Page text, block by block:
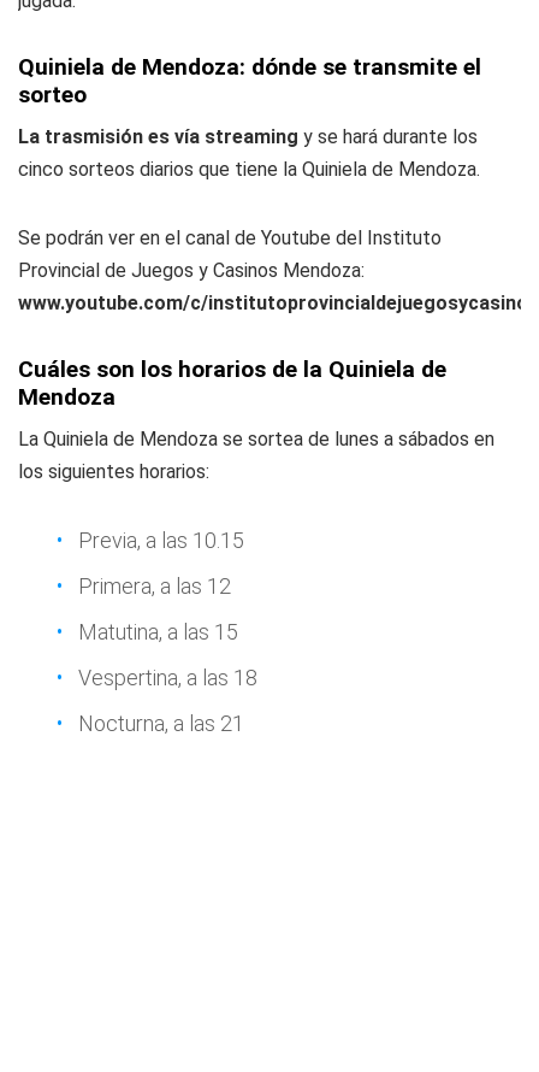
Quiniela de Mendoza: dónde se transmite el
sorteo
La trasmisión es vía streaming y se hará durante los
cinco sorteos diarios que tiene la Quiniela de Mendoza.
Se podrán ver en el canal de Youtube del Instituto
Provincial de Juegos y Casinos Mendoza:
www.youtube.com/c/
Cuáles son los horarios de la Quiniela de
Mendoza
La Quiniela de Mendoza se sortea de lunes a sábados en
los siguientes horarios:
Previa, a las 10.15
Primera, a las 12
Matutina, a las 15
Vespertina, a las 18
Nocturna, a las 21